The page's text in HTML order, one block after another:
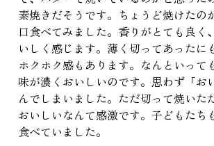
素焼きだそうです。ちょうど焼けたの
口食べてみました。香りがとても良く
いしく感じます。薄く切ってあったに
ホクホク感もあります。なんといって
味が濃くおいしいのです。思わず「お
んでしまいました。ただ切って焼いた
おいしいなんて感激です。子どもたち
食べていました。